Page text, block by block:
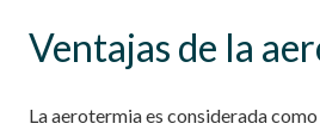
Ventajas de la
La aerotermia es considerada